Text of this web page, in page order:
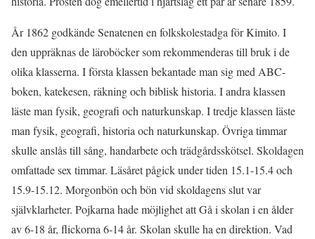
År 1862 godkände Senatenen en folkskolestadga för Kimito. I
den uppräknas de läroböcker som rekommenderas till bruk i de
olika klasserna. I första klassen bekantade man sig med ABC-
boken, katekesen, räkning och biblisk historia. I andra klassen
läste man fysik, geografi och naturkunskap. I tredje klassen läste
man fysik, geografi, historia och naturkunskap. Övriga timmar
skulle anslås till sång, handarbete och trädgårdsskötsel. Skoldagen
omfattade sex timmar. Läsåret pågick under tiden 15.1-15.4 och
15.9-15.12. Morgonbön och bön vid skoldagens slut var
självklarheter. Pojkarna hade möjlighet att Gå i skolan i en ålder
av 6-18 år, flickorna 6-14 år. Skolan skulle ha en direktion. Vad